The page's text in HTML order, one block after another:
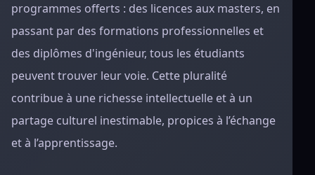
programmes offerts : des licences aux masters, en
passant par des formations professionnelles et
des diplômes d'ingénieur, tous les étudiants
peuvent trouver leur voie. Cette pluralité
contribue à une richesse intellectuelle et à un
partage culturel inestimable, propices à l’échange
et à l’apprentissage.